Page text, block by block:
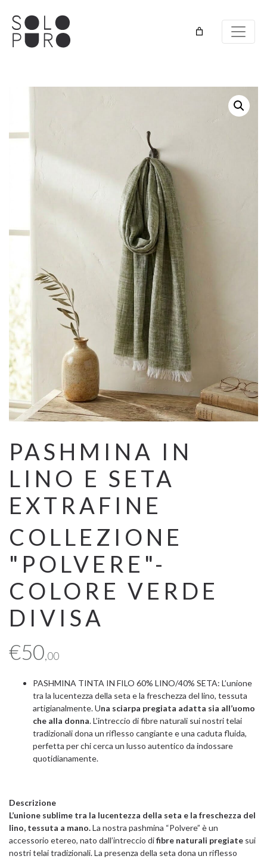
PASHMINA IN
LINO E SETA
EXTRAFINE
COLLEZIONE
"POLVERE"-
COLORE VERDE
DIVISA
€50,00
PASHMINA TINTA IN FILO 60% LINO/40% SETA: L’unione
tra la lucentezza della seta e la freschezza del lino, tessuta
artigianalmente. Una sciarpa pregiata adatta sia all’uomo
che alla donna. L’intreccio di fibre naturali sui nostri telai
tradizionali dona un riflesso cangiante e una caduta fluida,
perfetta per chi cerca un lusso autentico da indossare
quotidianamente.
Descrizione
L’unione sublime tra la lucentezza della seta e la freschezza del
lino, tessuta a mano.La nostra pashmina “Polvere” è un
accessorio etereo, nato dall’intreccio difibre naturali pregiate sui
nostri telai tradizionali. La presenza della seta dona un riflesso